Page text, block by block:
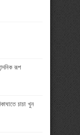
রূপ
চাচা খুন